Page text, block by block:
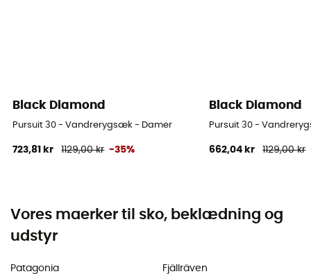
Black Diamond
Pursuit 30 - Vandrerygsæk - Damer
723,81 kr 1129,00 kr -35%
Black Diamond
Pursuit 30 -
662,04 kr 1129,00 kr
Vores maerker til sko, beklædning og
udstyr
Patagonia
Fjällräven